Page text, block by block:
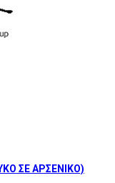
ΣΕ ΑΡΣΕΝΙΚΟ)